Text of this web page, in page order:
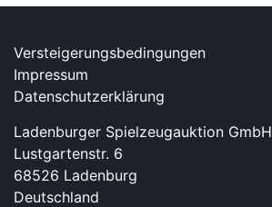
Versteigerungsbedingungen
Impressum
Datenschutzerklärung
Ladenburger Spielzeugauktion GmbH
Lustgartenstr. 6
68526 Ladenburg
Deutschland